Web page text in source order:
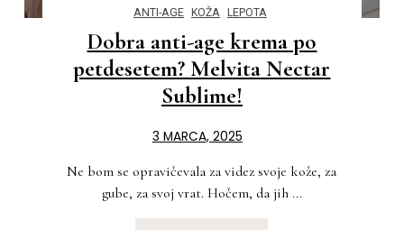
ANTI-AGE KOŽA LEPOTA
Dobra anti-age krema po
petdesetem? Melvita Nectar
Sublime!
3 MARCA, 2025
Ne bom se opravičevala za videz svoje kože, za
gube, za svoj vrat. Hočem, da jih ...